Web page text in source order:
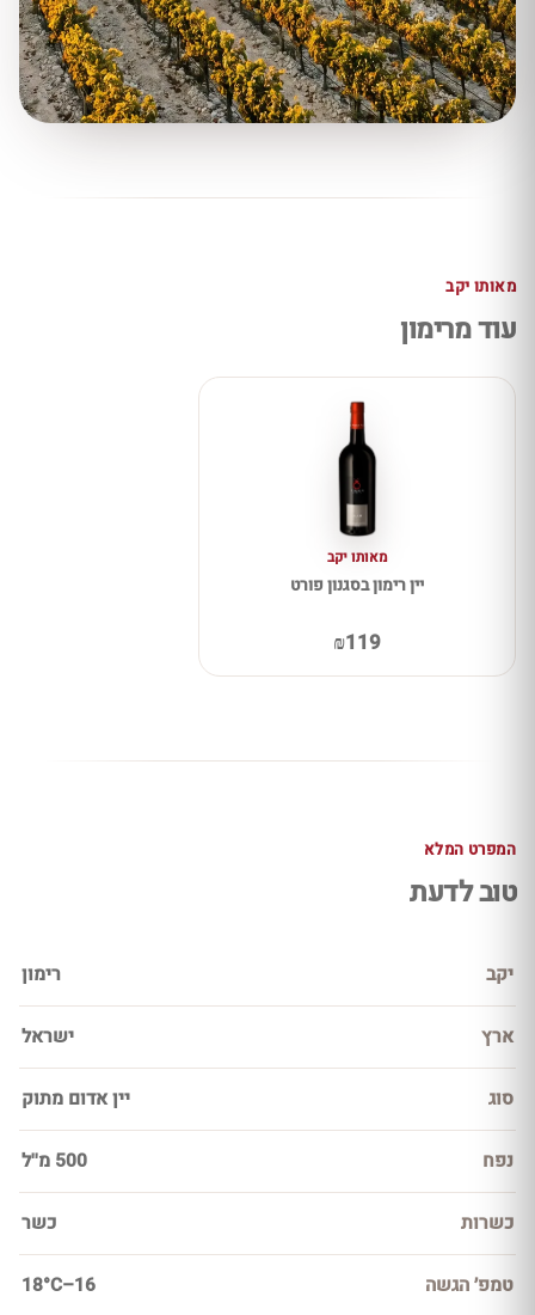
מאותו יקב
עוד מרימון
מאותו יקב
יין רימון בסגנון פורט
₪119
המפרט המלא
טוב לדעת
יקב רימון
ארץ ישראל
סוג יין אדום מתוק
נפח 500 מ''ל
כשרות כשר
טמפ׳ הגשה 16–18°C